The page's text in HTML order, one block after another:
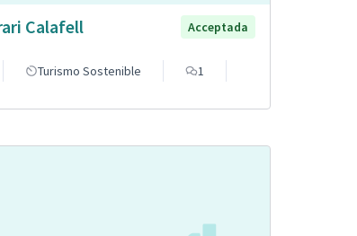
Calafell Acceptada
Turismo Sostenible
1